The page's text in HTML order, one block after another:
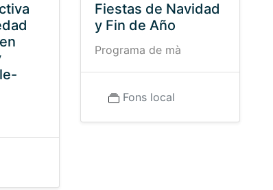
Fiestas de Navidad
y Fin de Año
Programa de mà
Fons local